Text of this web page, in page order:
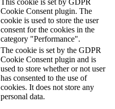
Cookie Consent plugin. The
cookie is used to store the user
consent for the cookies in the
category "Performance".
The cookie is set by the GDPR
Cookie Consent plugin and is
used to store whether or not user
has consented to the use of
cookies. It does not store any
personal data.